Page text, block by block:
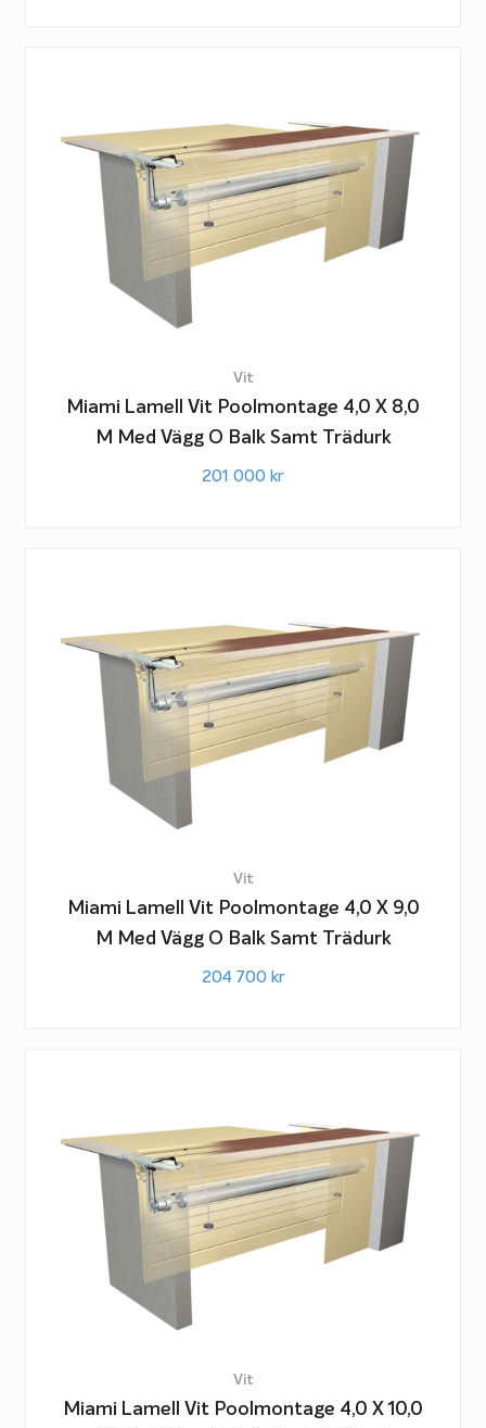
Vit
Miami Lamell Vit Poolmontage 4,0 X 8,0
M Med Vägg O Balk Samt Trädurk
201 000 kr
Vit
Miami Lamell Vit Poolmontage 4,0 X 9,0
M Med Vägg O Balk Samt Trädurk
204 700 kr
Vit
Miami Lamell Vit Poolmontage 4,0 X 10,0